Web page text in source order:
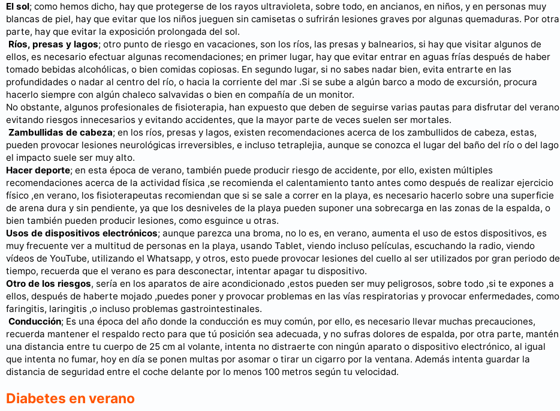
El sol; como hemos dicho, hay que protegerse de los rayos ultravioleta, sobre todo, en ancianos, en niños, y en personas muy
blancas de piel, hay que evitar que los niños jueguen sin camisetas o sufrirán lesiones graves por algunas quemaduras. Por otra
parte, hay que evitar la exposición prolongada del sol.
Ríos, presas y lagos; otro punto de riesgo en vacaciones, son los ríos, las presas y balnearios, si hay que visitar algunos de
ellos, es necesario efectuar algunas recomendaciones; en primer lugar, hay que evitar entrar en aguas frías después de haber
tomado bebidas alcohólicas, o bien comidas copiosas. En segundo lugar, si no sabes nadar bien, evita entrarte en las
profundidades o nadar al centro del río, o hacia la corriente del mar .Si se sube a algún barco a modo de excursión, procura
hacerlo siempre con algún chaleco salvavidas o bien en compañía de un monitor.
No obstante, algunos profesionales de fisioterapia, han expuesto que deben de seguirse varias pautas para disfrutar del verano
evitando riesgos innecesarios y evitando accidentes, que la mayor parte de veces suelen ser mortales.
Zambullidas de cabeza; en los ríos, presas y lagos, existen recomendaciones acerca de los zambullidos de cabeza, estas,
pueden provocar lesiones neurológicas irreversibles, e incluso tetraplejia, aunque se conozca el lugar del baño del río o del lago
el impacto suele ser muy alto.
Hacer deporte; en esta época de verano, también puede producir riesgo de accidente, por ello, existen múltiples
recomendaciones acerca de la actividad física ,se recomienda el calentamiento tanto antes como después de realizar ejercicio
físico ,en verano, los fisioterapeutas recomiendan que si se sale a correr en la playa, es necesario hacerlo sobre una superficie
de arena dura y sin pendiente, ya que los desniveles de la playa pueden suponer una sobrecarga en las zonas de la espalda, o
bien también pueden producir lesiones, como esguince u otras.
Usos de dispositivos electrónicos; aunque parezca una broma, no lo es, en verano, aumenta el uso de estos dispositivos, es
muy frecuente ver a multitud de personas en la playa, usando Tablet, viendo incluso películas, escuchando la radio, viendo
vídeos de YouTube, utilizando el Whatsapp, y otros, esto puede provocar lesiones del cuello al ser utilizados por gran periodo de
tiempo, recuerda que el verano es para desconectar, intentar apagar tu dispositivo.
Otro de los riesgos, sería en los aparatos de aire acondicionado ,estos pueden ser muy peligrosos, sobre todo ,si te expones a
ellos, después de haberte mojado ,puedes poner y provocar problemas en las vías respiratorias y provocar enfermedades, como
faringitis, laringitis ,o incluso problemas gastrointestinales.
Conducción; Es una época del año donde la conducción es muy común, por ello, es necesario llevar muchas precauciones,
recuerda mantener el respaldo recto para que tú posición sea adecuada, y no sufras dolores de espalda, por otra parte, mantén
una distancia entre tu cuerpo de 25 cm al volante, intenta no distraerte con ningún aparato o dispositivo electrónico, al igual
que intenta no fumar, hoy en día se ponen multas por asomar o tirar un cigarro por la ventana. Además intenta guardar la
distancia de seguridad entre el coche delante por lo menos 100 metros según tu velocidad.
Diabetes en verano